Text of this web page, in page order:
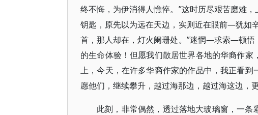
终不悔，为伊消得人憔悴。”这时历尽艰苦磨难
钥匙，原先以为远在天边，实则近在眼前—犹如
首，那人却在，灯火阑珊处。”迷惘—求索—顿悟
的生命体验！但愿我们散居世界各地的华裔作
上，今天，在许多华裔作家的作品中，我正看
愿他们，继续攀升，越过海那边，越过海这边，
此刻，非常偶然，透过落地大玻璃窗，一